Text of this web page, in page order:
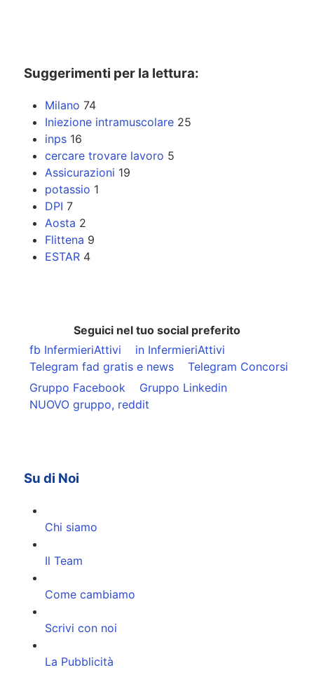
Suggerimenti per la lettura:
Milano 74
Iniezione intramuscolare 25
inps 16
cercare trovare lavoro 5
Assicurazioni 19
potassio 1
DPI 7
Aosta 2
Flittena 9
ESTAR 4
Seguici nel tuo social preferito
fb InfermieriAttivi
in InfermieriAttivi
Telegram fad gratis e news
Telegram Concorsi
Gruppo Facebook
Gruppo Linkedin
NUOVO gruppo, reddit
Su di Noi
Chi siamo
Il Team
Come cambiamo
Scrivi con noi
La Pubblicità